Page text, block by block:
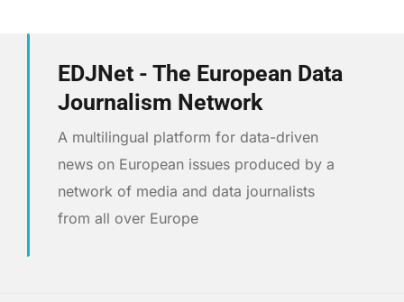
EDJNet - The European Data
Journalism Network
A multilingual platform for data-driven
news on European issues produced by a
network of media and data journalists
from all over Europe